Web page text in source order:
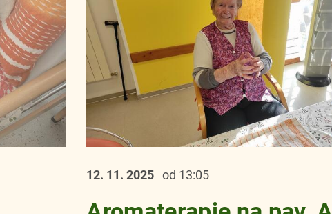
12. 11.2025 od 13:05
Aromaterapie na pav. A